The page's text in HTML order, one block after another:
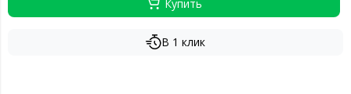
Купить
В 1 клик